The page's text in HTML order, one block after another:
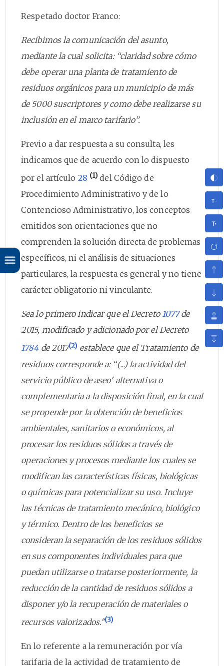
Respetado doctor Franco:
Recibimos la comunicación del asunto,
mediante la cual solicita: “claridad sobre cómo
debe operar una planta de tratamiento de
residuos orgánicos para un municipio de más
de 5000 suscriptores y como debe realizarse su
inclusión en el marco tarifario”.
Previo a dar respuesta a su consulta, les
indicamos que de acuerdo con lo dispuesto
por el artículo 28 (1) del Código de
Procedimiento Administrativo y de lo
Contencioso Administrativo, los conceptos
emitidos son orientaciones que no
comprenden la solución directa de problemas
específicos, ni el análisis de situaciones
particulares, la respuesta es general y no tiene
carácter obligatorio ni vinculante.
Sea lo primero indicar que el Decreto 1077de
2015, modificado y adicionado por el Decreto
1784de 2017(2) establece que el Tratamiento de
residuos corresponde a: “(...) la actividad del
servicio público de aseo' alternativa o
complementaria a la disposición final, en la cual
se propende por la obtención de beneficios
ambientales, sanitarios o económicos, al
procesar los residuos sólidos a través de
operaciones y procesos mediante los cuales se
modifican las características físicas, biológicas
o químicas para potencializar su uso. Incluye
las técnicas de tratamiento mecánico, biológico
y térmico. Dentro de los beneficios se
consideran la separación de los residuos sólidos
en sus componentes individuales para que
puedan utilizarse o tratarse posteriormente, la
reducción de la cantidad de residuos sólidos a
disponer y/o la recuperación de materiales o
recursos valorizados."(3)
En lo referente a la remuneración por vía
tarifaria de la actividad de tratamiento de